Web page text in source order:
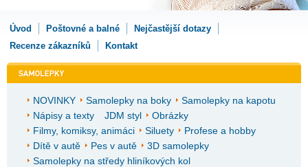
Úvod Poštovné a balné
Nejčastější dotazy
Recenze zákazníků
Kontakt
NOVINKY Samolepky na boky
Samolepky na kapotu
Nápisy a texty
JDM styl
Obrázky
Filmy, komiksy, animáci
Siluety
Profese a hobby
Dítě v autě
Pes v autě
3D samolepky
Samolepky na středy hliníkových kol